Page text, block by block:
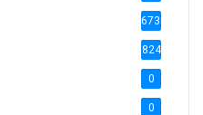
6738
824
0
0